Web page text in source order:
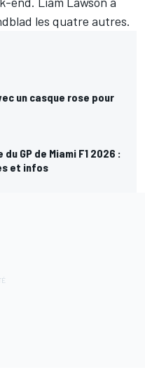
les quatre autres.
un casque rose pour
GP de Miami F1 2026 :
et infos